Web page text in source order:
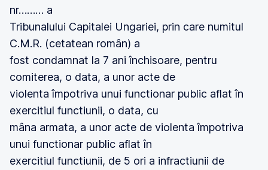
nr……… a
Tribunalului Capitalei Ungariei, prin care numitul
C.M.R. (cetatean român) a
fost condamnat la 7 ani închisoare, pentru
comiterea, o data, a unor acte de
violenta împotriva unui functionar public aflat în
exercitiul functiunii, o data, cu
mâna armata, a unor acte de violenta împotriva
unui functionar public aflat în
exercitiul functiunii, de 5 ori a infractiunii de